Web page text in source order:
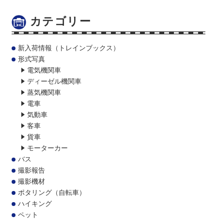
カテゴリー
新入荷情報（トレインブックス）
形式写真
電気機関車
ディーゼル機関車
蒸気機関車
電車
気動車
客車
貨車
モーターカー
バス
撮影報告
撮影機材
ポタリング（自転車）
ハイキング
ペット